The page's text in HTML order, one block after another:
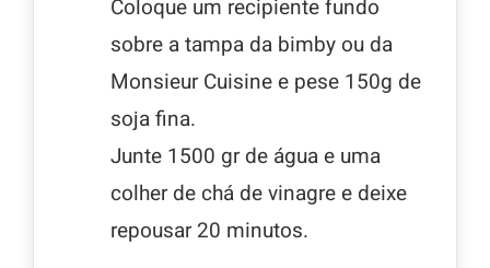
Coloque um recipiente fundo
sobre a tampa da bimby ou da
Monsieur Cuisine e pese 150g de
soja fina.
Junte 1500 gr de água e uma
colher de chá de vinagre e deixe
repousar 20 minutos.